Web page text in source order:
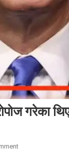
गरेका
On